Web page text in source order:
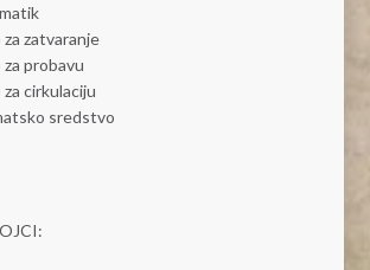
zatvaranje
probavu
cirkulaciju
sredstvo